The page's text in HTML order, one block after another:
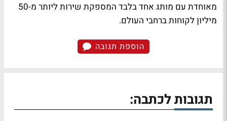
מאוחדת עם מותג אחד בלבד המספקת שירות ליותר מ-50
מיליון לקוחות ברחבי העולם.
הוספת תגובה
תגובות לכתבה: